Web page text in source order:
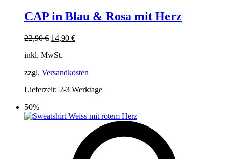
weist
mehrere
auf
der
Produktseite
werden
CAP in Blau & Rosa mit Herz
22,90€ Ursprünglicher
war:
14,90 €Aktueller
inkl. MwSt.
zzgl. Versandkosten
Lieferzeit: 2-3 Werktage
50%